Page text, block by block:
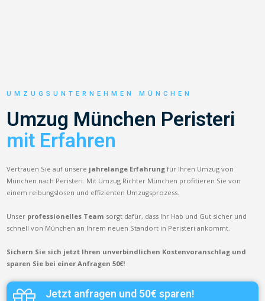
UMZUGSUNTERNEHMEN MÜNCHEN
Umzug München Peristeri
mit Erfahren
Vertrauen Sie auf unsere jahrelange Erfahrung für Ihren Umzug von
München nach Peristeri. Mit Umzug Richter München profitieren Sie von
einem reibungslosen und effizienten Umzugsprozess.
Unser professionelles Team sorgt dafür, dass Ihr Hab und Gut sicher und
schnell von München an Ihrem neuen Standort in Peristeri ankommt.
Sichern Sie sich jetzt Ihren unverbindlichen Kostenvoranschlag und
sparen Sie bei einer Anfragen 50€!
Jetzt anfragen und 50€ sparen!